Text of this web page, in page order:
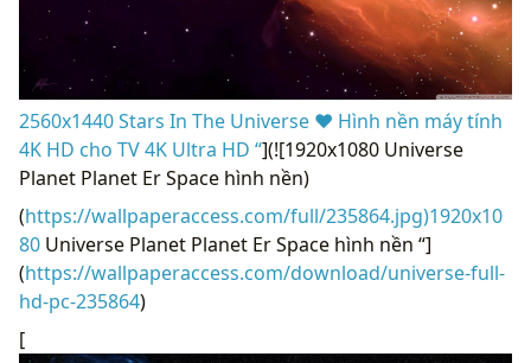
2560x1440 Stars In The Universe ❤ Hình nền máy tính
4K HD cho TV 4K Ultra HD “](![1920x1080 Universe
Planet Planet Er Space hình nền)
(https://wallpaperaccess.com/full/235864.jpg)1920x10
80 Universe Planet Planet Er Space hình nền “]
(https://wallpaperaccess.com/download/universe-full-
hd-pc-235864)
[